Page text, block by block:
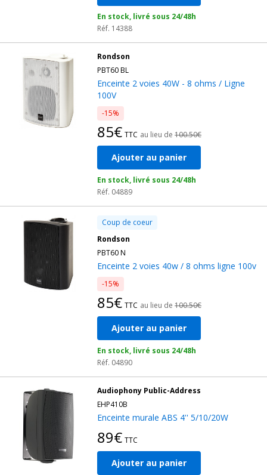
En stock, livré sous 24/48h
Réf. 14388
Rondson
PBT60 BL
Enceinte 2 voies 40W - 8 ohms / Ligne
100V
-15%
85€ TTC au lieu de 100.50€
Ajouter au panier
En stock, livré sous 24/48h
Réf. 04889
Coup de coeur
Rondson
PBT60 N
Enceinte 2 voies 40w / 8 ohms ligne 100v
-15%
85€ TTC au lieu de 100.50€
Ajouter au panier
En stock, livré sous 24/48h
Réf. 04890
Audiophony Public-Address
EHP410B
Enceinte murale ABS 4'' 5/10/20W
89€ TTC
Ajouter au panier